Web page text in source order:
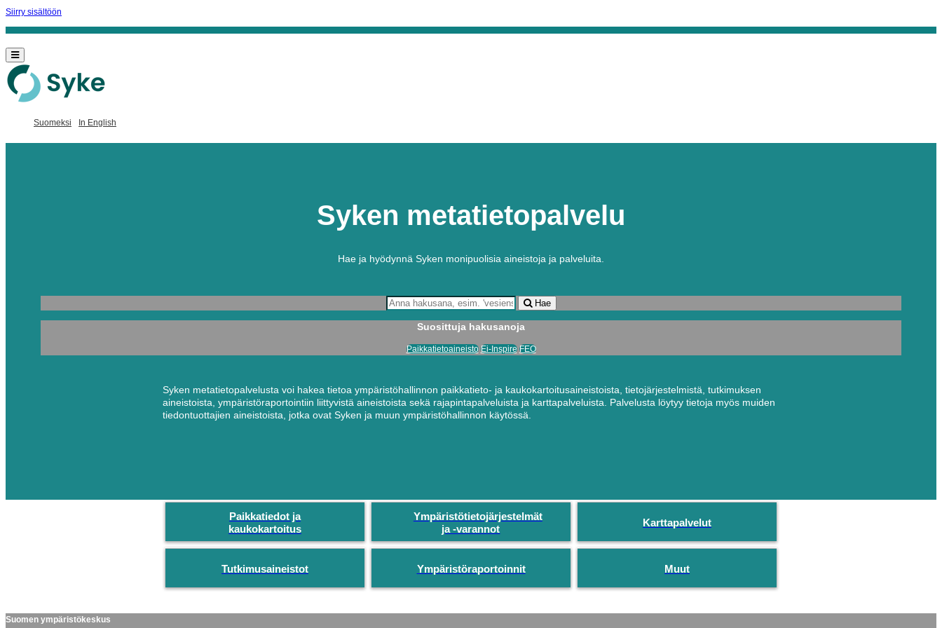
Siirry sisältöön
Suomeksi In English
Syken metatietopalvelu
Hae ja hyödynnä Syken monipuolisia aineistoja ja palveluita.
Hae
Suosittuja hakusanoja
Paikkatietoaineisto Ei-Inspire FEO
Syken metatietopalvelusta voi hakea tietoa ympäristöhallinnon paikkatieto- ja kaukokartoitusaineistoista, tietojärjestelmistä, tutkimuksen
aineistoista, ympäristöraportointiin liittyvistä aineistoista sekä rajapintapalveluista ja karttapalveluista. Palvelusta löytyy tietoja myös muiden
tiedontuottajien aineistoista, jotka ovat Syken ja muun ympäristöhallinnon käytössä.
Paikkatiedot ja
kaukokartoitus
Ympäristötietojärjestelmät
ja -varannot
Karttapalvelut
Tutkimusaineistot Ympäristöraportoinnit Muut
Suomen ympäristökeskus